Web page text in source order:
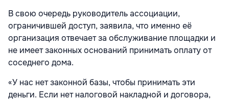
В свою очередь руководитель ассоциации,
ограничившей доступ, заявила, что именно её
организация отвечает за обслуживание площадки и
не имеет законных оснований принимать оплату от
соседнего дома.
«У нас нет законной базы, чтобы принимать эти
деньги. Если нет налоговой накладной и договора,